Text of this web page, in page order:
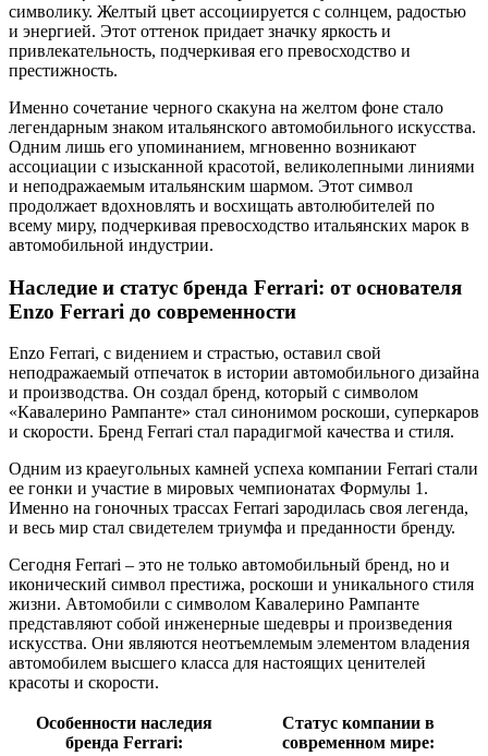
символику. Желтый цвет ассоциируется с солнцем, радостью
и энергией. Этот оттенок придает значку яркость и
привлекательность, подчеркивая его превосходство и
престижность.
Именно сочетание черного скакуна на желтом фоне стало
легендарным знаком итальянского автомобильного искусства.
Одним лишь его упоминанием, мгновенно возникают
ассоциации с изысканной красотой, великолепными линиями
и неподражаемым итальянским шармом. Этот символ
продолжает вдохновлять и восхищать автолюбителей по
всему миру, подчеркивая превосходство итальянских марок в
автомобильной индустрии.
Наследие и статус бренда Ferrari: от основателя
Enzo Ferrari до современности
Enzo Ferrari, с видением и страстью, оставил свой
неподражаемый отпечаток в истории автомобильного дизайна
и производства. Он создал бренд, который с символом
«Кавалерино Рампанте» стал синонимом роскоши, суперкаров
и скорости. Бренд Ferrari стал парадигмой качества и стиля.
Одним из краеугольных камней успеха компании Ferrari стали
ее гонки и участие в мировых чемпионатах Формулы 1.
Именно на гоночных трассах Ferrari зародилась своя легенда,
и весь мир стал свидетелем триумфа и преданности бренду.
Сегодня Ferrari – это не только автомобильный бренд, но и
иконический символ престижа, роскоши и уникального стиля
жизни. Автомобили с символом Кавалерино Рампанте
представляют собой инженерные шедевры и произведения
искусства. Они являются неотъемлемым элементом владения
автомобилем высшего класса для настоящих ценителей
красоты и скорости.
Особенности наследия
бренда Ferrari:
Статус компании в
современном мире: